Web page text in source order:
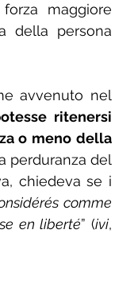
maggiore
della persona
avvenuto nel
ritenersi
o meno della
perduranza del
chiedeva se i
comme
en liberté” (ivi,